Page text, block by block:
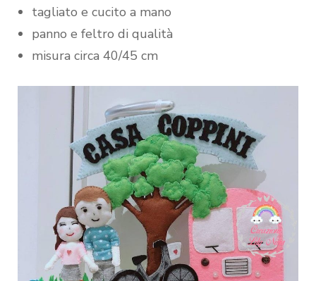
tagliato e cucito a mano
panno e feltro di qualità
misura circa 40/45 cm